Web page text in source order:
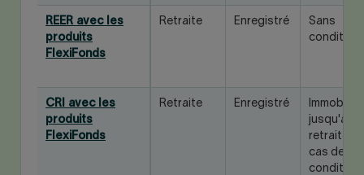
REER avec les
produits
FlexiFonds
Retraite Enregistré
Sans
CRI avec les
produits
FlexiFonds
Retraite Enregistré
Immobilisé
jusqu'à la
retraite,
cas de